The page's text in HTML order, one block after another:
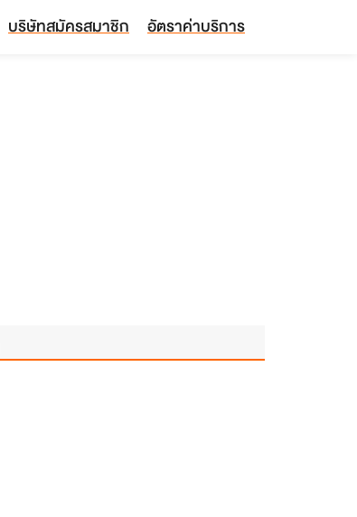
บริษัทสมัครสมาชิก อัตราค่าบริการ